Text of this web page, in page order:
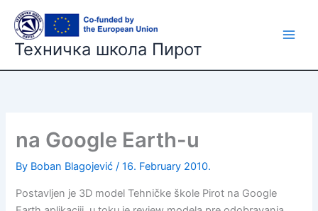
content
Техничка школа Пирот
na Google Earth-u
By Boban Blagojević/16. February 2010.
Postavljen je 3D model Tehničke škole Pirot na Google